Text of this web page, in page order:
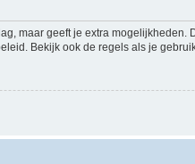
maar geeft je extra mogelijkheden.
Bekijk ook de regels als je